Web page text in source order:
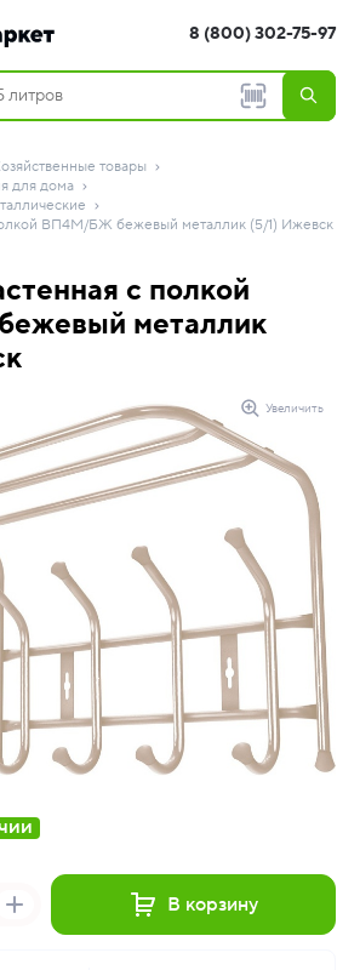
8 (800) 302-75-97
товары
для дома
ВП4М/БЖ бежевый металлик (5/1) Ижевск
с полкой
металлик
Увеличить
В корзину